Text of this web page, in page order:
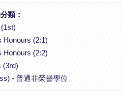
類：
Honours (2:1)
Honours (2:2)
(3rd)
- 普通非榮譽學位